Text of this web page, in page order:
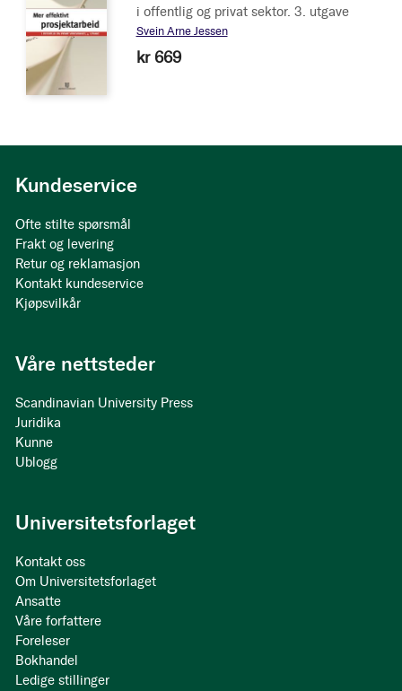
i offentlig og privat sektor. 3. utgave
Svein Arne Jessen
kr 669
Kundeservice
Ofte stilte spørsmål
Frakt og levering
Retur og reklamasjon
Kontakt kundeservice
Kjøpsvilkår
Våre nettsteder
Scandinavian University Press
Juridika
Kunne
Ublogg
Universitetsforlaget
Kontakt oss
Om Universitetsforlaget
Ansatte
Våre forfattere
Foreleser
Bokhandel
Ledige stillinger